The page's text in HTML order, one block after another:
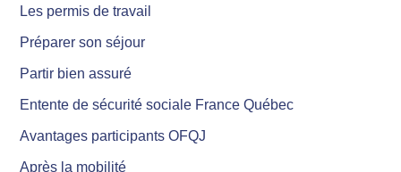
Les permis de travail
Préparer son séjour
Partir bien assuré
Entente de sécurité sociale France Québec
Avantages participants OFQJ
Après la mobilité